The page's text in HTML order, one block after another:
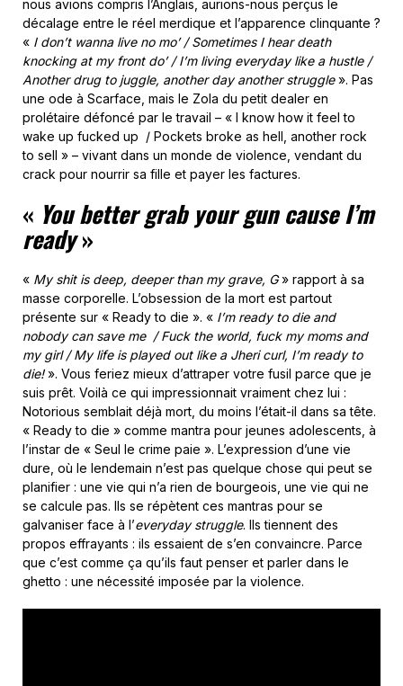
nous avions compris l’Anglais, aurions-nous perçus le
décalage entre le réel merdique et l’apparence clinquante ?
« I don’t wanna live no mo’ / Sometimes I hear death
knocking at my front do’ / I’m living everyday like a hustle /
Another drug to juggle, another day another struggle». Pas
une ode à Scarface, mais le Zola du petit dealer en
prolétaire défoncé par le travail – « I know how it feel to
wake up fucked up / Pockets broke as hell, another rock
to sell » – vivant dans un monde de violence, vendant du
crack pour nourrir sa fille et payer les factures.
« You better grab your gun cause I’m
ready»
« My shit is deep, deeper than my grave, G» rapport à sa
masse corporelle. L’obsession de la mort est partout
présente sur « Ready to die ». « I’m ready to die and
nobody can save me / Fuck the world, fuck my moms and
my girl / My life is played out like a Jheri curl, I’m ready to
die!». Vous feriez mieux d’attraper votre fusil parce que je
suis prêt. Voilà ce qui impressionnait vraiment chez lui :
Notorious semblait déjà mort, du moins l’était-il dans sa tête.
« Ready to die » comme mantra pour jeunes adolescents, à
l’instar de « Seul le crime paie ». L’expression d’une vie
dure, où le lendemain n’est pas quelque chose qui peut se
planifier : une vie qui n’a rien de bourgeois, une vie qui ne
se calcule pas. Ils se répètent ces mantras pour se
galvaniser face à l’everyday struggle. Ils tiennent des
propos effrayants : ils essaient de s’en convaincre. Parce
que c’est comme ça qu’ils faut penser et parler dans le
ghetto : une nécessité imposée par la violence.